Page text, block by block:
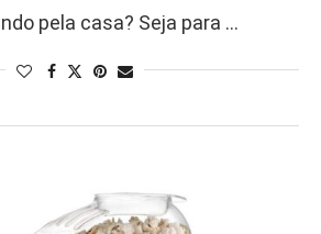
pela casa? Seja para …